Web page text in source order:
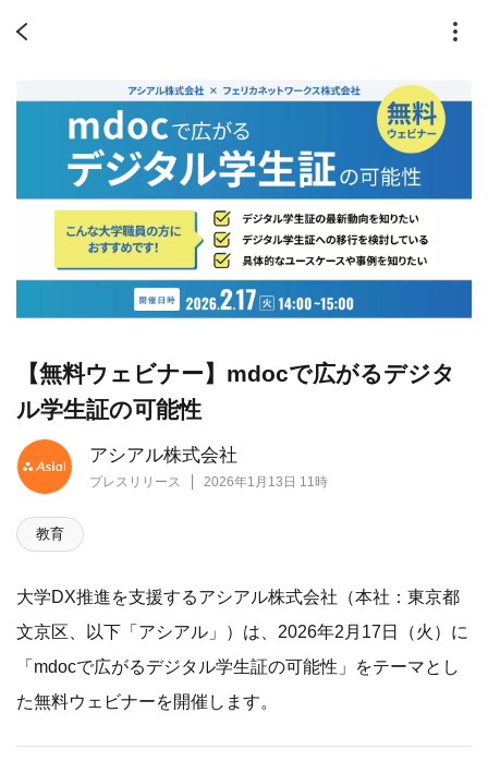
アシアル株式会社
プレスリリース 2026年1月13日 11時
【無料ウェビナー】mdocで広がるデジタ
ル学生証の可能性
教育
大学DX推進を支援するアシアル株式会社（本社：東京都
文京区、以下「アシアル」）は、2026年2月17日（火）に
「mdocで広がるデジタル学生証の可能性」をテーマとし
た無料ウェビナーを開催します。